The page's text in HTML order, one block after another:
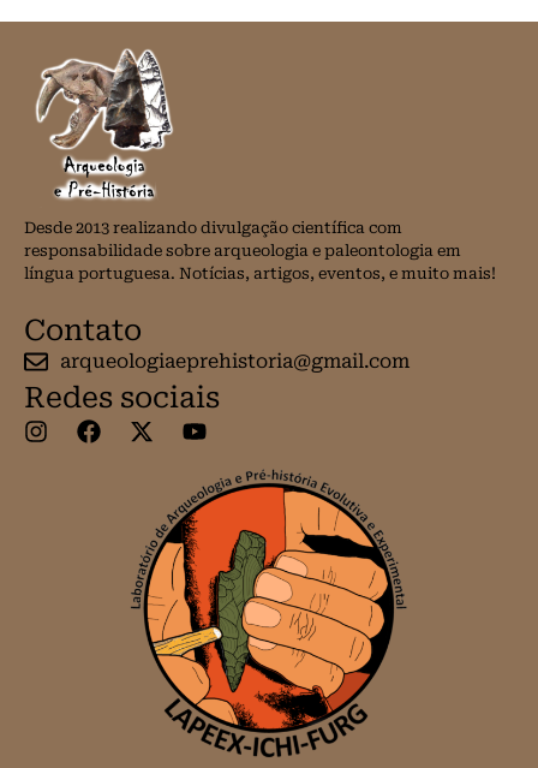
Desde 2013 realizando divulgação científica com
responsabilidade sobre arqueologia e paleontologia em
língua portuguesa. Notícias, artigos, eventos, e muito mais!
Contato
arqueologiaeprehistoria@gmail.com
Redes sociais